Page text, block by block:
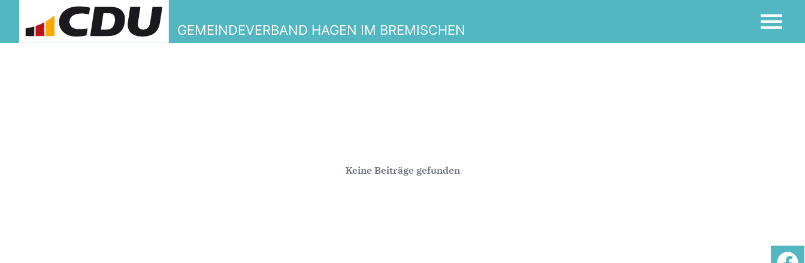
GEMEINDEVERBAND HAGEN IM BREMISCHEN
Keine Beiträge gefunden